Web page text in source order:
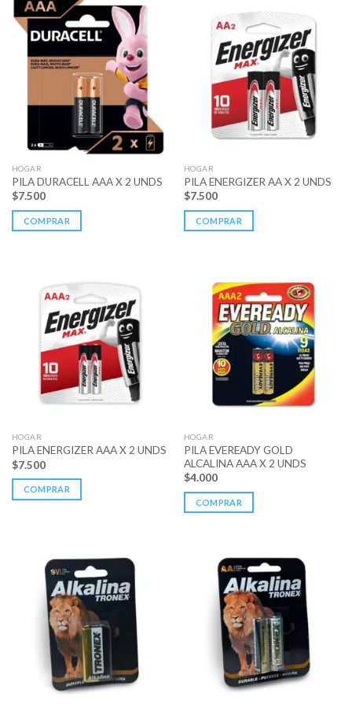
HOGAR
PILA DURACELL AAA X 2 UNDS
$7.500
COMPRAR
HOGAR
PILA ENERGIZER AA X 2 UNDS
$7.500
COMPRAR
HOGAR
PILA ENERGIZER AAA X 2 UNDS
$7.500
COMPRAR
HOGAR
PILA EVEREADY GOLD
ALCALINA AAA X 2 UNDS
$4.000
COMPRAR